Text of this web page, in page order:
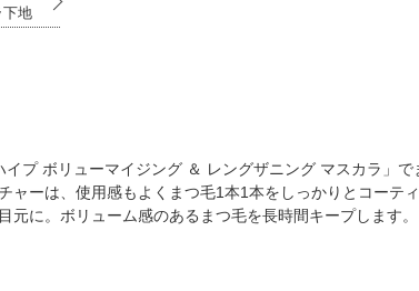
下地
イプ ボリューマイジング ＆ レングザニング マスカラ」で
ャーは、使用感もよくまつ毛1本1本をしっかりとコーテ
元に。ボリューム感のあるまつ毛を長時間キープします。